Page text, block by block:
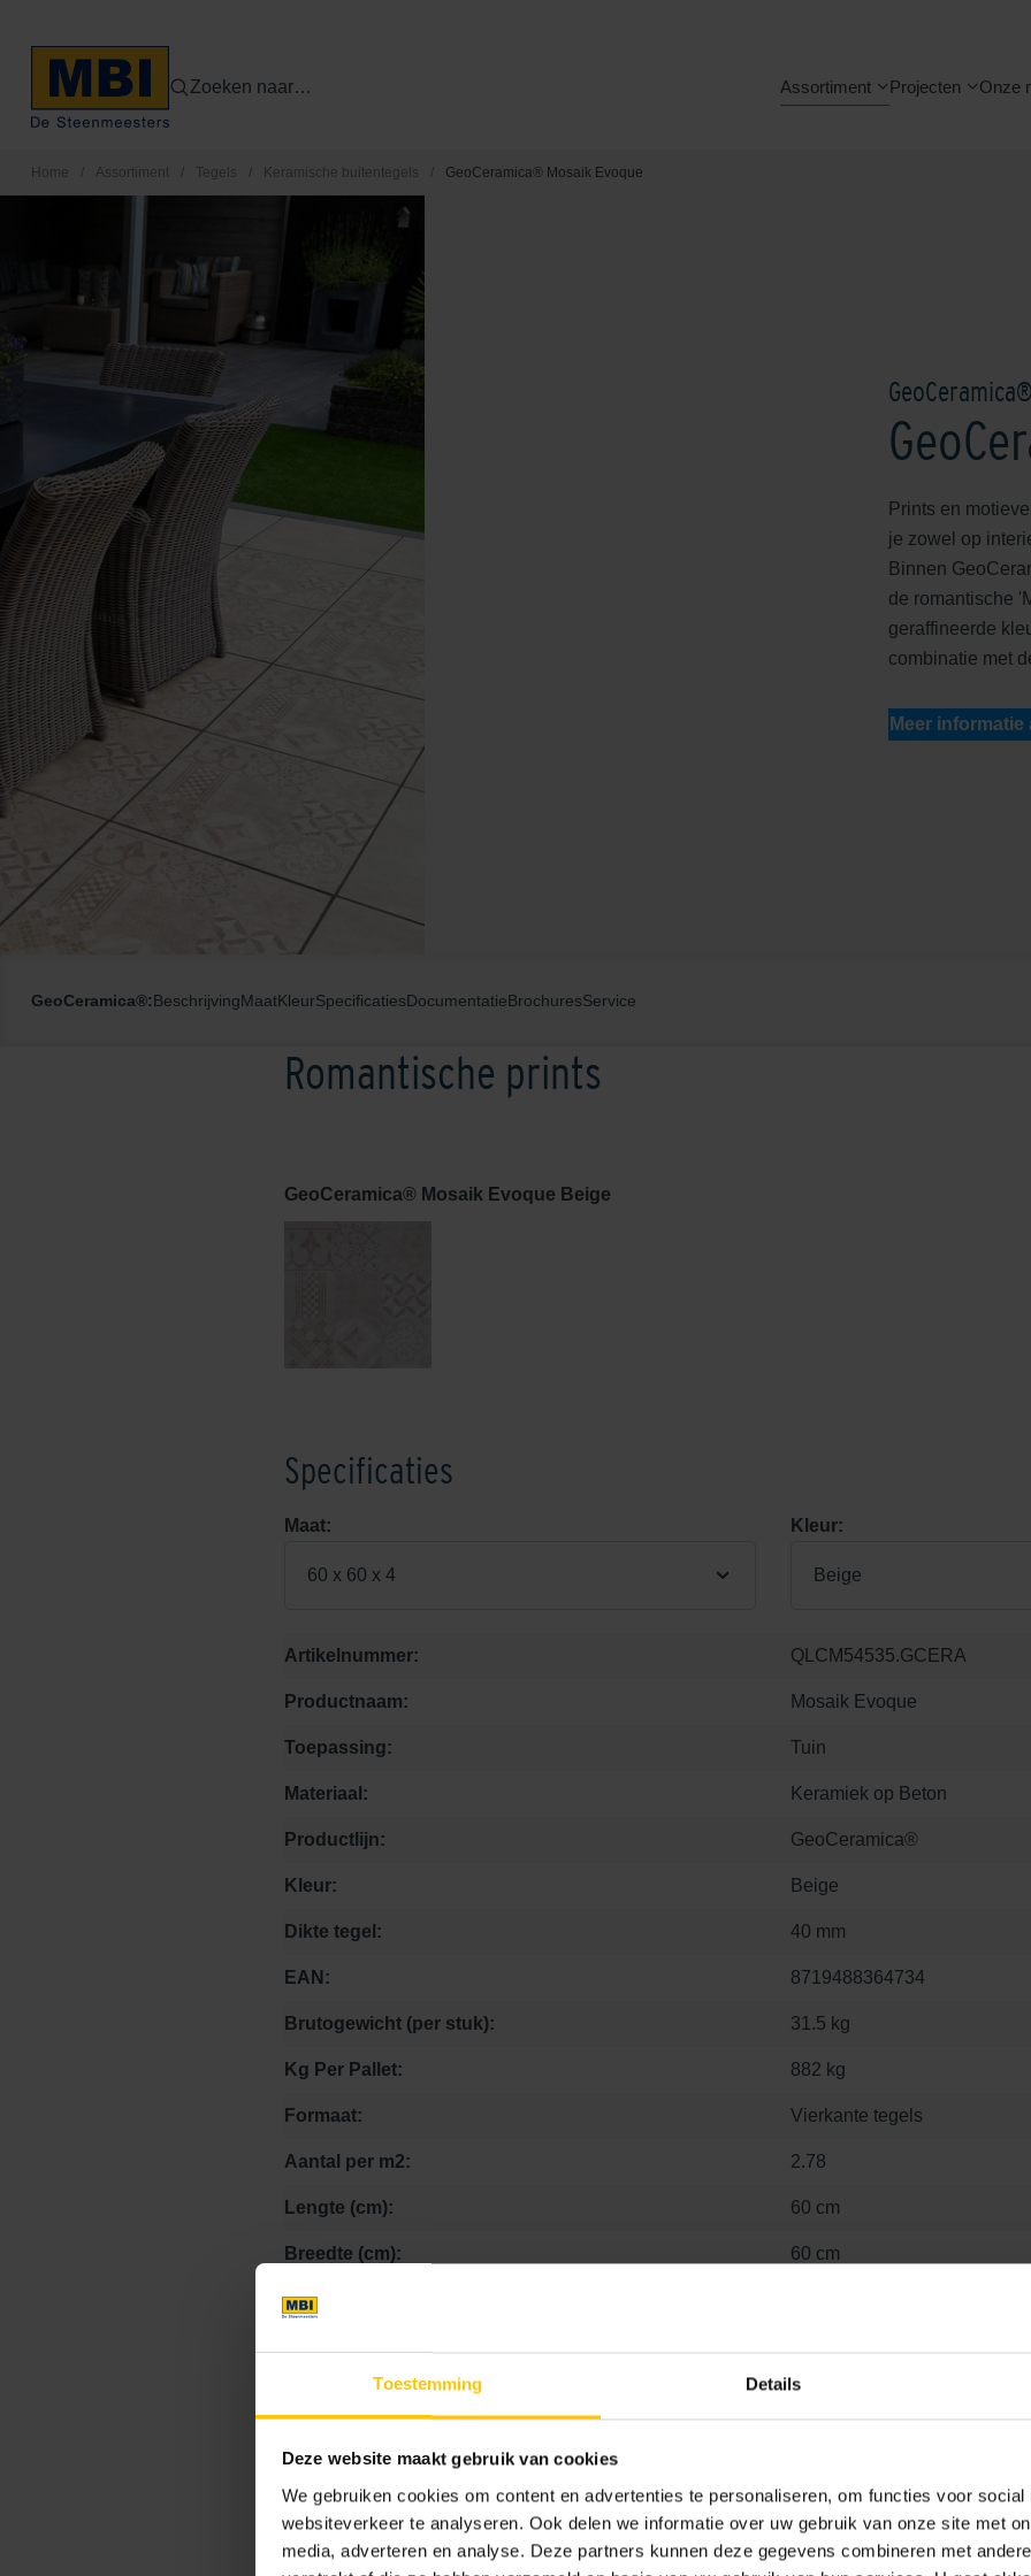
Toestemming Details
Deze website maakt gebruik van cookies
We gebruiken cookies om content en advertenties te personaliseren, om functies voor social
websiteverkeer te analyseren. Ook delen we informatie over uw gebruik van onze site met
media, adverteren en analyse. Deze partners kunnen deze gegevens combineren met
Zoeken naar… Assortiment Projecten Onze
Home / Assortiment / Tegels / Keramische buitentegels / GeoCeramica® Mosaik Evoque
GeoCeramica®
Prints en
je zowel op
Binnen
de romantische
geraffineerde
combinatie met
Meer informatie
GeoCeramica®:BeschrijvingMaatKleurSpecificatiesDocumentatieBrochuresService
Romantische prints
GeoCeramica® Mosaik Evoque Beige
Specificaties
Maat:
60 x 60 x 4
Kleur:
Beige
Artikelnummer: QLCM54535.GCERA
Productnaam: Mosaik Evoque
Toepassing: Tuin
Materiaal: Keramiek op Beton
Productlijn: GeoCeramica®
Kleur: Beige
Dikte tegel: 40 mm
EAN: 8719488364734
Brutogewicht (per stuk): 31.5 kg
Kg Per Pallet: 882 kg
Formaat: Vierkante tegels
Aantal per m2: 2.78
Lengte (cm): 60 cm
Breedte (cm): 60 cm
Hoogte (cm):
600 mm
Aftrillen: